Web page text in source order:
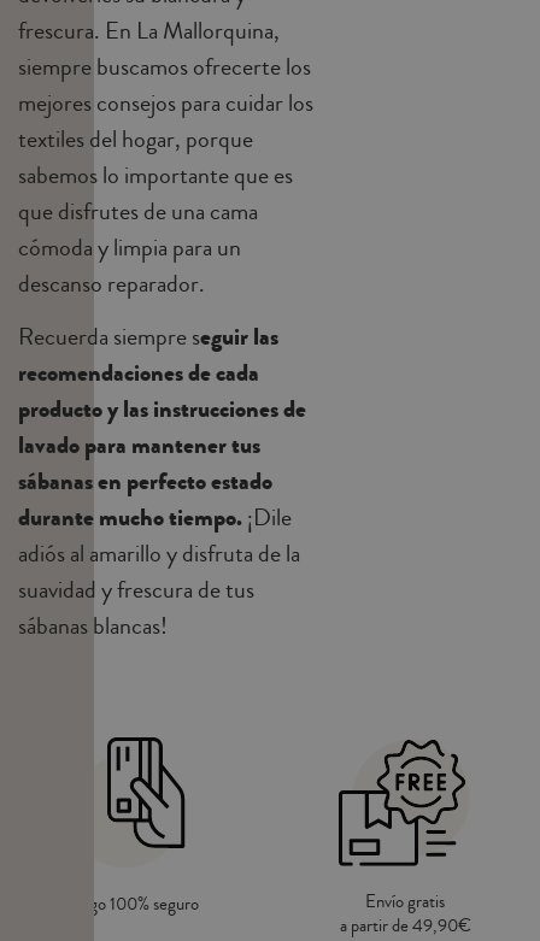
frescura. En La Mallorquina,
siempre buscamos ofrecerte los
mejores consejos para cuidar los
textiles del hogar, porque
sabemos lo importante que es
que disfrutes de una cama
cómoda y limpia para un
descanso reparador.
Recuerda siempre seguir las
recomendaciones de cada
producto y las instrucciones de
lavado para mantener tus
sábanas en perfecto estado
durante mucho tiempo.¡Dile
adiós al amarillo y disfruta de la
suavidad y frescura de tus
sábanas blancas!
Pago 100% seguro
Envío gratis
a partir de 49,90€